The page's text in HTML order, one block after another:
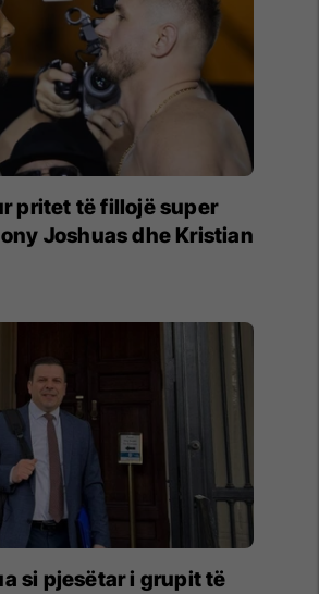
pritet të fillojë super
Joshuas dhe Kristian
si pjesëtar i grupit të